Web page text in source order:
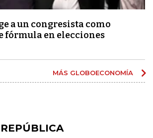
a un congresista como
fórmula en elecciones
MÁS GLOBOECONOMÍA